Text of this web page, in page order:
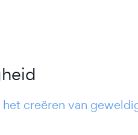
het creëren van